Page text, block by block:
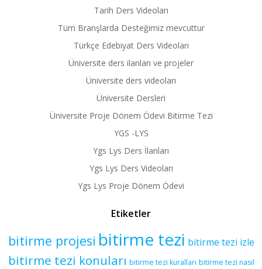
Tarih Ders Videoları
Tüm Branşlarda Desteğimiz mevcuttur
Türkçe Edebiyat Ders Videoları
Üniversite ders ilanları ve projeler
Üniversite ders videoları
Üniversite Dersleri
Üniversite Proje Dönem Ödevi Bitirme Tezi
YGS -LYS
Ygs Lys Ders İlanları
Ygs Lys Ders Videoları
Ygs Lys Proje Dönem Ödevi
Etiketler
bitirme projesi bitirme tezi bitirme tezi izle
bitirme tezi konuları bitirme tezi kuralları bitirme tezi nasıl